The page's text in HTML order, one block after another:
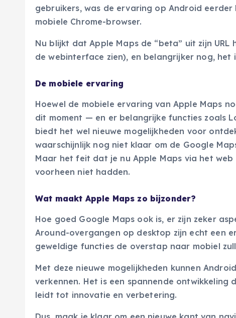
gebruikers, was de ervaring op Android
mobiele Chrome-browser.
Nu blijkt dat Apple Maps de “beta” uit zijn
de webinterface zien), en belangrijker nog,
De mobiele ervaring
Hoewel de mobiele ervaring van Apple Maps
dit moment — en er belangrijke functies zoals
biedt het wel nieuwe mogelijkheden voor
waarschijnlijk nog niet klaar om de Google
Maar het feit dat je nu Apple Maps via het
voorheen niet hadden.
Wat maakt Apple Maps zo bijzonder?
Hoe goed Google Maps ook is, er zijn zeker
Around-overgangen op desktop zijn echt een
geweldige functies de overstap naar mobiel
Met deze nieuwe mogelijkheden kunnen
verkennen. Het is een spannende
leidt tot innovatie en verbetering.